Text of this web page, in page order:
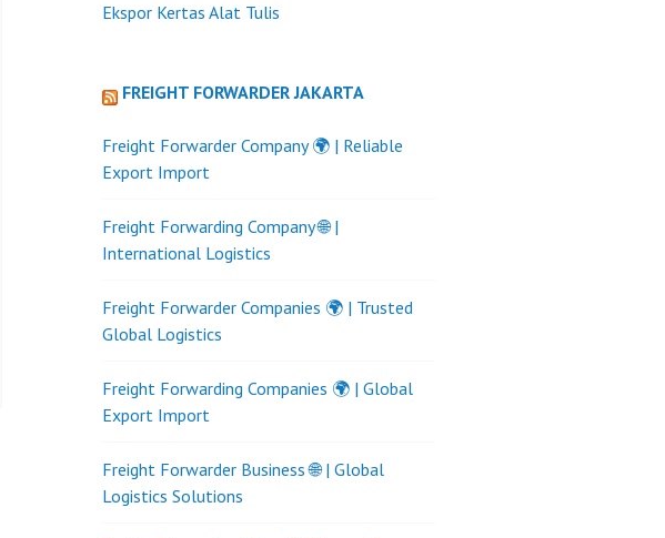
Ekspor Kertas Alat Tulis
FREIGHT FORWARDER JAKARTA
Freight Forwarder Company 🌍 | Reliable
Export Import
Freight Forwarding Company 🌐 |
International Logistics
Freight Forwarder Companies 🌍 | Trusted
Global Logistics
Freight Forwarding Companies 🌍 | Global
Export Import
Freight Forwarder Business 🌐 | Global
Logistics Solutions